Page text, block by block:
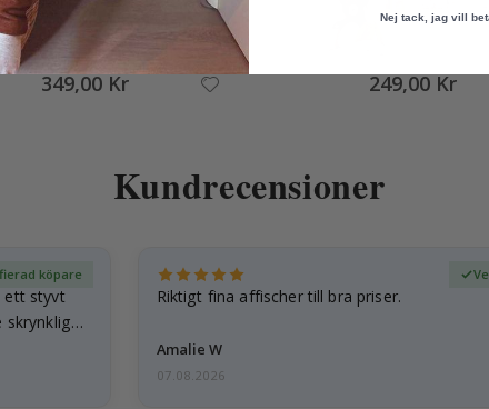
349,00 Kr 249,00 Kr
Kundrecensioner
ett styvt
köpare
Riktigt fina affischer till bra priser.
Amalie W
07.08.2026
Nej tack, jag vill